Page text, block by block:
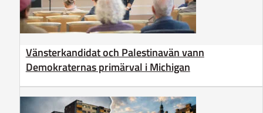
Vänsterkandidat och Palestinavän vann
Demokraternas primärval i Michigan